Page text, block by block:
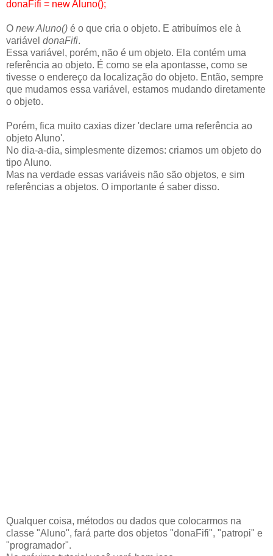
donaFifi = new Aluno();
O new Aluno() é o que cria o objeto. E atribuímos ele à
variável donaFifi.
Essa variável, porém, não é um objeto. Ela contém uma
referência ao objeto. É como se ela apontasse, como se
tivesse o endereço da localização do objeto. Então, sempre
que mudamos essa variável, estamos mudando diretamente
o objeto.
Porém, fica muito caxias dizer 'declare uma referência ao
objeto Aluno'.
No dia-a-dia, simplesmente dizemos: criamos um objeto do
tipo Aluno.
Mas na verdade essas variáveis não são objetos, e sim
referências a objetos. O importante é saber disso.
Qualquer coisa, métodos ou dados que colocarmos na
classe "Aluno", fará parte dos objetos "donaFifi", "patropi" e
"programador".